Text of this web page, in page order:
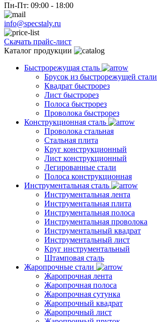
Пн-Пт: 09:00 - 18:00
info@specstaly.ru
Скачать прайс-лист
Каталог продукции
Быстрорежущая сталь
Брусок из быстрорежущей стали
Квадрат быстрорез
Лист быстрорез
Полоса быстрорез
Проволока быстрорез
Конструкционная сталь
Проволока стальная
Стальная плита
Круг конструкционный
Лист конструкционный
Легированные стали
Полоса конструкционная
Инструментальная сталь
Инструментальная лента
Инструментальная плита
Инструментальная полоса
Инструментальная проволока
Инструментальный квадрат
Инструментальный лист
Круг инструментальный
Штамповая сталь
Жаропрочные стали
Жаропрочная лента
Жаропрочная полоса
Жаропрочная сутунка
Жаропрочный квадрат
Жаропрочный лист